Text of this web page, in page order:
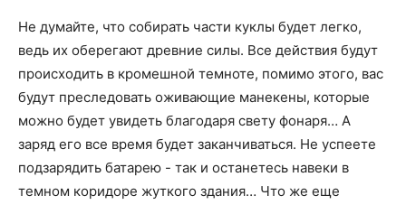
Не думайте, что собирать части куклы будет легко,
ведь их оберегают древние силы. Все действия будут
происходить в кромешной темноте, помимо этого, вас
будут преследовать оживающие манекены, которые
можно будет увидеть благодаря свету фонаря… А
заряд его все время будет заканчиваться. Не успеете
подзарядить батарею - так и останетесь навеки в
темном коридоре жуткого здания… Что же еще